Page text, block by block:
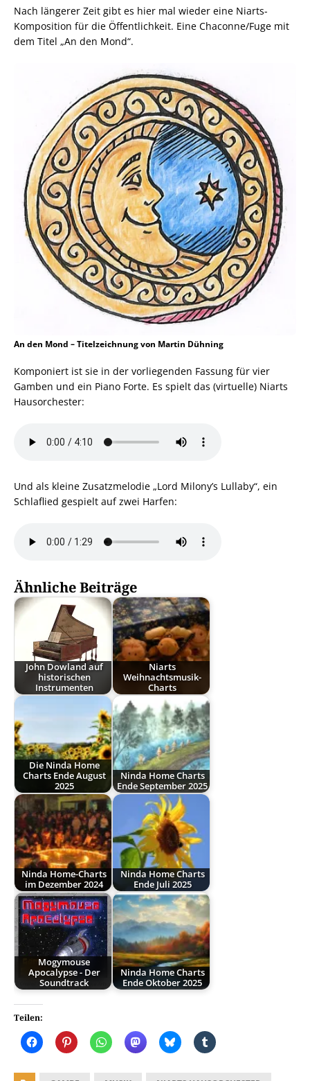
Nach längerer Zeit gibt es hier mal wieder eine Niarts-
Komposition für die Öffentlichkeit. Eine Chaconne/Fuge mit
dem Titel „An den Mond“.
An den Mond – Titelzeichnung von Martin Dühning
Komponiert ist sie in der vorliegenden Fassung für vier
Gamben und ein Piano Forte. Es spielt das (virtuelle) Niarts
Hausorchester:
Und als kleine Zusatzmelodie „Lord Milony’s Lullaby“, ein
Schlaflied gespielt auf zwei Harfen:
Ähnliche Beiträge
John Dowland auf
historischen
Instrumenten
Niarts
Weihnachtsmusik-
Charts
Die Ninda Home
Charts Ende August
2025
Ninda Home Charts
Ende September 2025
Ninda Home-Charts
im Dezember 2024
Ninda Home Charts
Ende Juli 2025
Mogymouse
Apocalypse - Der
Soundtrack
Ninda Home Charts
Ende Oktober 2025
Teilen: